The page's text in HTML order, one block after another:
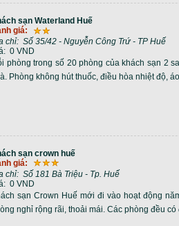
sạn Waterland Huế
giá:
chỉ: Số 35/42 - Nguyễn Công Trứ - TP Huế
0 VND
phòng trong số 20 phòng của khách sạn 2
Phòng không hút thuốc, điều hòa nhiệt độ,
sạn crown huế
giá:
chỉ: Số 181 Bà Triệu - Tp. Huế
0 VND
sạn Crown Huế mới đi vào hoạt động
nghỉ rộng rãi, thoải mái. Các phòng đều